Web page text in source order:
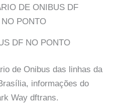
DF NO PONTO
de Onibus das linhas da
informações do
Way dftrans.